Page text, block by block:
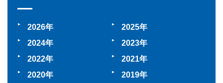
2026
2025
2024
2023
2022
2021
2020
2019